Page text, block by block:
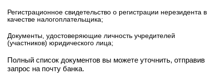
Регистрационное свидетельство о регистрации нерезидента в
качестве налогоплательщика;
Документы, удостоверяющие личность учредителей
(участников) юридического лица;
Полный список документов вы можете уточнить, отправив
запрос на почту банка.